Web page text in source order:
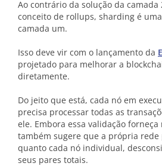
Ao contrário da solução da
conceito de rollups, sharding é
camada um.
Isso deve vir com o lançamento da
projetado para melhorar a
diretamente.
Do jeito que está, cada nó em
precisa processar todas as
ele. Embora essa validação
também sugere que a própria rede
quanto cada nó individual,
seus pares totais.